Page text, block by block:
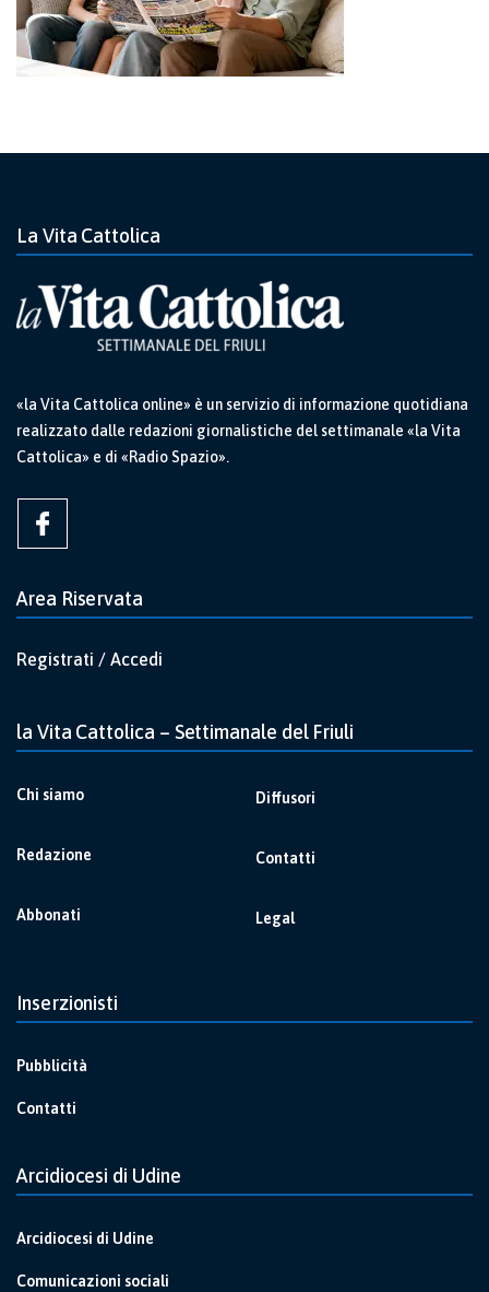
La Vita Cattolica
«la Vita Cattolica online» è un servizio di informazione quotidiana
realizzato dalle redazioni giornalistiche del settimanale «la Vita
Cattolica» e di «Radio Spazio».
Area Riservata
Registrati / Accedi
la Vita Cattolica – Settimanale del Friuli
Chi siamo
Redazione
Abbonati
Diffusori
Contatti
Legal
Inserzionisti
Pubblicità
Contatti
Arcidiocesi di Udine
Arcidiocesi di Udine
Comunicazioni sociali